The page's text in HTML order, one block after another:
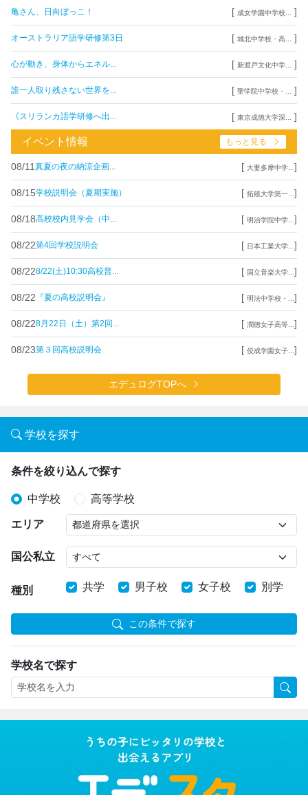
亀さん、日向ぼっこ！ [ 成女学園中学校... ]
オーストラリア語学研修第3日 [ 城北中学校・高... ]
心が動き、身体からエネル... [ 新渡戸文化中学... ]
誰一人取り残さない世界を... [ 聖学院中学校・... ]
《スリランカ語学研修へ出... [ 東京成徳大学深... ]
イベント情報 もっと見る
08/11 真夏の夜の納涼企画... [ 大妻多摩中学... ]
08/15学校説明会（夏期実施） [ 拓殖大学第一... ]
08/18高校校内見学会（中... [ 明治学院中学... ]
08/22第4回学校説明会 [ 日本工業大学... ]
08/228/22(土)10:30高校普... [ 国立音楽大学... ]
08/22 『夏の高校説明会』 [ 明法中学校・... ]
08/228月22日（土）第2回... [ 潤徳女子高等... ]
08/23第３回高校説明会 [ 佼成学園女子... ]
エデュログTOPへ
学校を探す
条件を絞り込んで探す
中学校 高等学校
エリア
国公私立
種別 共学 男子校 女子校 別学
この条件で探す
学校名で探す